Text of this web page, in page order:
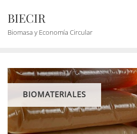
BIECIR
Biomasa y Economía Circular
BIOMATERIALES